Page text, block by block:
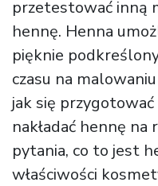
przetestować inną
hennę. Henna
pięknie
czasu na
jak się
nakładać hennę na
pytania, co to jest
właściwości